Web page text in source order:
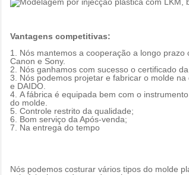
Vantagens competitivas:
1. Nós mantemos a cooperação a longo
Canon e Sony.
2. Nós ganhamos com sucesso o certificado
3. Nós podemos projetar e fabricar o molde
e DAIDO.
4. A fábrica é equipada bem com o
do molde.
5. Controle restrito da qualidade;
6. Bom serviço da Após-venda;
7. Na entrega do tempo
Nós podemos costurar vários tipos do molde